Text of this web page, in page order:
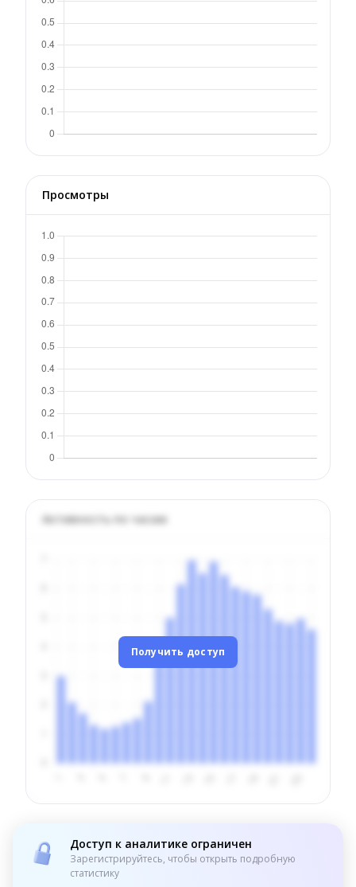
Просмотры
Активность по часам
Получить доступ
Доступ к аналитике ограничен
Зарегистрируйтесь, чтобы открыть подробную
статистику